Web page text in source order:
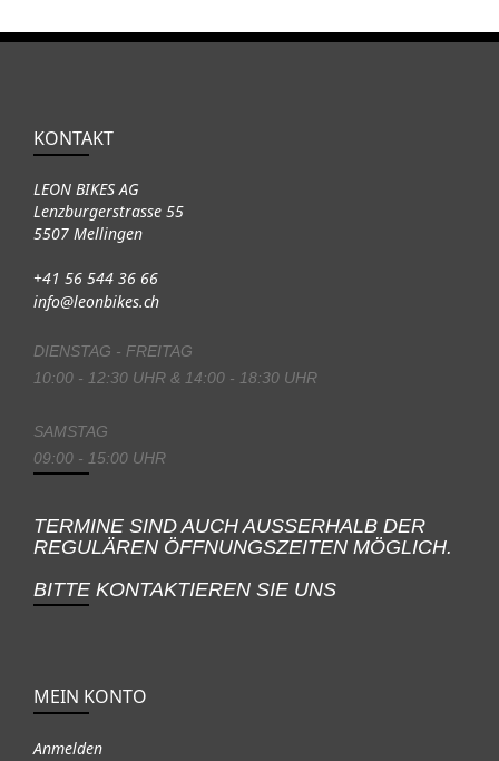
KONTAKT
LEON BIKES AG
Lenzburgerstrasse 55
5507 Mellingen
+41 56 544 36 66
info@leonbikes.ch
DIENSTAG - FREITAG
10:00 - 12:30 UHR & 14:00 - 18:30 UHR
SAMSTAG
09:00 - 15:00 UHR
TERMINE SIND AUCH AUSSERHALB DER
REGULÄREN ÖFFNUNGSZEITEN MÖGLICH.
BITTE KONTAKTIEREN SIE UNS
MEIN KONTO
Anmelden